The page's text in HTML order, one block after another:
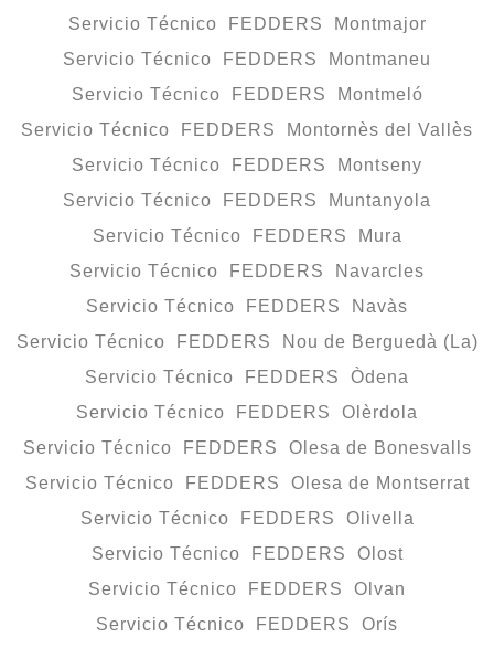
Servicio Técnico FEDDERS Montmajor
Servicio Técnico FEDDERS Montmaneu
Servicio Técnico FEDDERS Montmeló
Servicio Técnico FEDDERS Montornès del Vallès
Servicio Técnico FEDDERS Montseny
Servicio Técnico FEDDERS Muntanyola
Servicio Técnico FEDDERS Mura
Servicio Técnico FEDDERS Navarcles
Servicio Técnico FEDDERS Navàs
Servicio Técnico FEDDERS Nou de Berguedà (La)
Servicio Técnico FEDDERS Òdena
Servicio Técnico FEDDERS Olèrdola
Servicio Técnico FEDDERS Olesa de Bonesvalls
Servicio Técnico FEDDERS Olesa de Montserrat
Servicio Técnico FEDDERS Olivella
Servicio Técnico FEDDERS Olost
Servicio Técnico FEDDERS Olvan
Servicio Técnico FEDDERS Orís